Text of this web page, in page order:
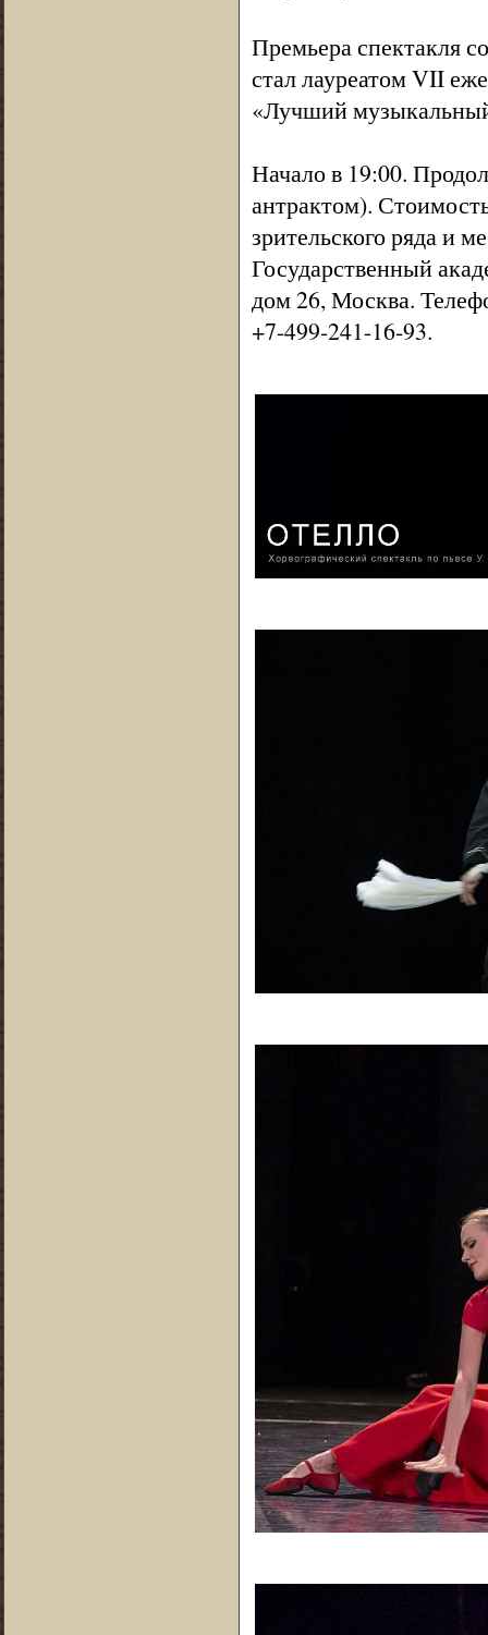
Премьера спектакля
стал лауреатом VII
«Лучший
Начало в 19:00.
антрактом).
зрительского ряда и
Государственный
дом 26, Москва.
+7-499-241-16-93.